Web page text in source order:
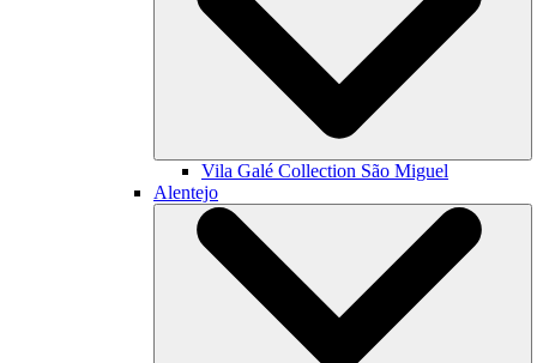
Vila Galé Collection São Miguel
Alentejo